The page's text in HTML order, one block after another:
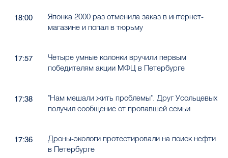
18:00
Японка 2000 раз отменила заказ в интернет-
магазине и попал в тюрьму
17:57
Четыре умные колонки вручили первым
победителям акции МФЦ в Петербурге
17:38
"Нам мешали жить проблемы". Друг Усольцевых
получил сообщение от пропавшей семьи
17:36
Дроны-экологи протестировали на поиск нефти
в Петербурге